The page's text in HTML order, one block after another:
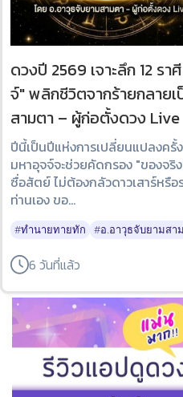
ดวงปี 2569 เจาะลึก 12 ร
จ์" พลิกชีวิตจากร้ายกลาย
สามตา – ผู้ก่อตั้งดวง Live
ปีนี้เป็นปีแห่งการเปลี่ยนแปลงค
มหาอุจจ์จะช่วยคัดกรอง "ของจริ
ซื่อสัตย์ ไม่ต้องกลัวดาวเสาร์หรื
ท่านเอง ขอ...
#ทำนายทายทัก #อ.อาวุธจับยามสา
6 วันที่แล้ว